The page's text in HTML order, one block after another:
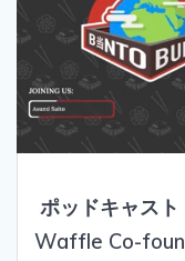
ポッドキャス
Waffle Co-